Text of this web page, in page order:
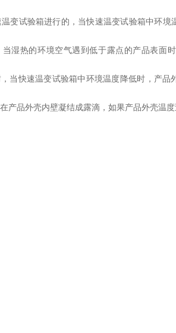
试验箱进行的，当快速温变试验箱中环境
当湿热的环境空气遇到低于露点的产品表面
，当快速温变试验箱中环境温度降低时，产
产品外壳内壁凝结成露滴，如果产品外壳温